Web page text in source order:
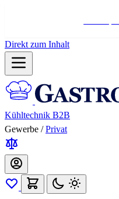
Direkt zum Inhalt
Kühltechnik B2B
Gewerbe / Privat